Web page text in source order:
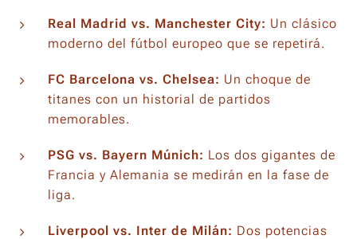
Real Madrid vs. Manchester City: Un clásico
moderno del fútbol europeo que se repetirá.
FC Barcelona vs. Chelsea: Un choque de
titanes con un historial de partidos
memorables.
PSG vs. Bayern Múnich: Los dos gigantes de
Francia y Alemania se medirán en la fase de
liga.
Liverpool vs. Inter de Milán: Dos potencias